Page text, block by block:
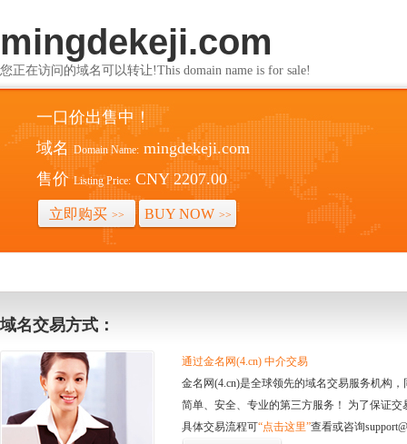
mingdekeji.com
您正在访问的域名可以转让!This domain name is for sale!
一口价出售中！
域名 Domain Name: mingdekeji.com
售价 Listing Price: CNY 2207.00
立即购买 >> BUY NOW >>
域名交易方式：
通过金名网(4.cn) 中介交易
金名网(4.cn)是全球领先的域名交易服务机构
简单、安全、专业的第三方服务！ 为了保证
具体交易流程可“点击这里”查看或咨询